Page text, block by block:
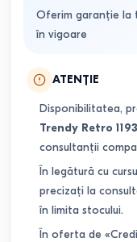
Oferim garanție la
în vigoare
ATENȚIE
Disponibilitatea,
Trendy Retro
consultanții
În legătură cu
precizați la
în limita stocului.
În oferta de